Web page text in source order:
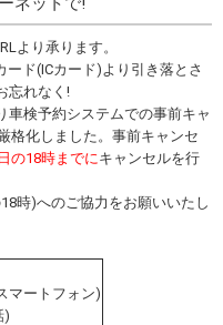
より承ります。
ド(ICカード)より引き落とさ
忘れなく!
車検予約システムでの事前キャ
格化しました。事前キャンセ
の18時までにキャンセルを行
時)へのご協力をお願いいたし
マートフォン)
)